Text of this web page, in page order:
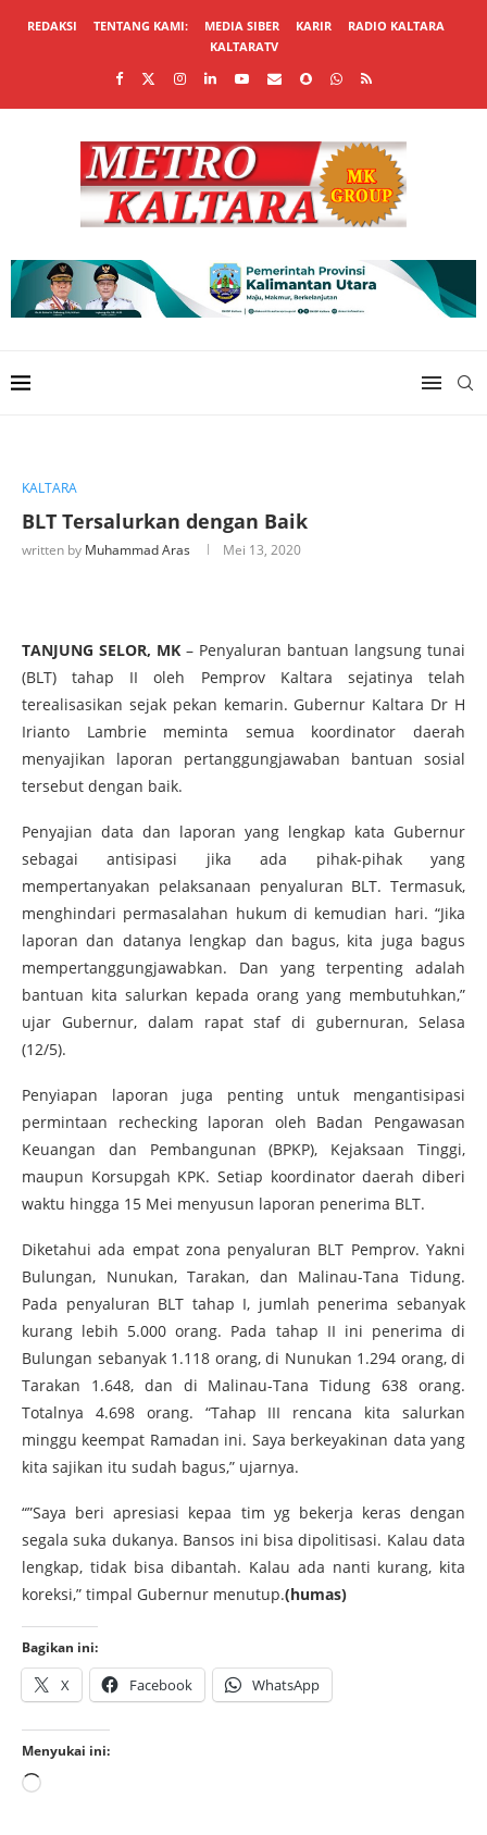
REDAKSI TENTANG KAMI: MEDIA SIBER KARIR
RADIO KALTARA
KALTARATV
KALTARA
BLT Tersalurkan dengan Baik
written by Muhammad Aras Mei 13, 2020
TANJUNG SELOR, MK – Penyaluran bantuan langsung tunai
(BLT) tahap II oleh Pemprov Kaltara sejatinya telah
terealisasikan sejak pekan kemarin. Gubernur Kaltara Dr H
Irianto Lambrie meminta semua koordinator daerah
menyajikan laporan pertanggungjawaban bantuan sosial
tersebut dengan baik.
Penyajian data dan laporan yang lengkap kata Gubernur
sebagai antisipasi jika ada pihak-pihak yang
mempertanyakan pelaksanaan penyaluran BLT. Termasuk,
menghindari permasalahan hukum di kemudian hari. “Jika
laporan dan datanya lengkap dan bagus, kita juga bagus
mempertanggungjawabkan. Dan yang terpenting adalah
bantuan kita salurkan kepada orang yang membutuhkan,”
ujar Gubernur, dalam rapat staf di gubernuran, Selasa
(12/5).
Penyiapan laporan juga penting untuk mengantisipasi
permintaan rechecking laporan oleh Badan Pengawasan
Keuangan dan Pembangunan (BPKP), Kejaksaan Tinggi,
maupun Korsupgah KPK. Setiap koordinator daerah diberi
waktu hingga 15 Mei menyusun laporan penerima BLT.
Diketahui ada empat zona penyaluran BLT Pemprov. Yakni
Bulungan, Nunukan, Tarakan, dan Malinau-Tana Tidung.
Pada penyaluran BLT tahap I, jumlah penerima sebanyak
kurang lebih 5.000 orang. Pada tahap II ini penerima di
Bulungan sebanyak 1.118 orang, di Nunukan 1.294 orang, di
Tarakan 1.648, dan di Malinau-Tana Tidung 638 orang.
Totalnya 4.698 orang. “Tahap III rencana kita salurkan
minggu keempat Ramadan ini. Saya berkeyakinan data yang
kita sajikan itu sudah bagus,” ujarnya.
“”Saya beri apresiasi kepaa tim yg bekerja keras dengan
segala suka dukanya. Bansos ini bisa dipolitisasi. Kalau data
lengkap, tidak bisa dibantah. Kalau ada nanti kurang, kita
koreksi,” timpal Gubernur menutup.(humas)
Bagikan ini:
X Facebook WhatsApp
Menyukai ini: